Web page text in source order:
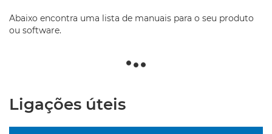
Abaixo encontra uma lista de manuais para o seu produto
ou software.
Ligações úteis